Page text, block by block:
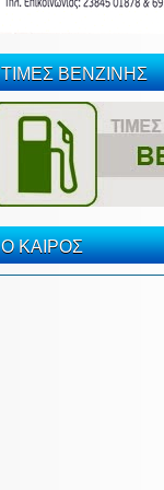
ΤΙΜΕΣ ΒΕΝΖΙΝΗΣ
Ο ΚΑΙΡΟΣ